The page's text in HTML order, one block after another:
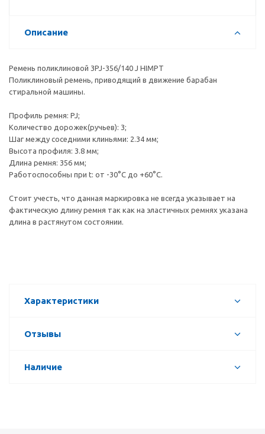
Описание
Ремень поликлиновой 3PJ-356/140 J HIMPT
Поликлиновый ремень, приводящий в движение барабан
стиральной машины.
Профиль ремня: PJ;
Количество дорожек(ручьев): 3;
Шаг между соседними клиньями: 2.34 мм;
Высота профиля: 3.8 мм;
Длина ремня: 356 мм;
Работоспособны при t: от -30°C до +60°C.
Стоит учесть, что данная маркировка не всегда указывает на
фактическую длину ремня так как на эластичных ремнях указана
длина в растянутом состоянии.
Характеристики
Отзывы
Наличие